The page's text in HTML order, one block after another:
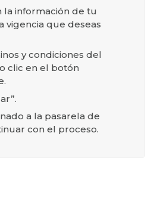
la información de tu
vigencia que deseas
y condiciones del
clic en el botón
a la pasarela de
con el proceso.